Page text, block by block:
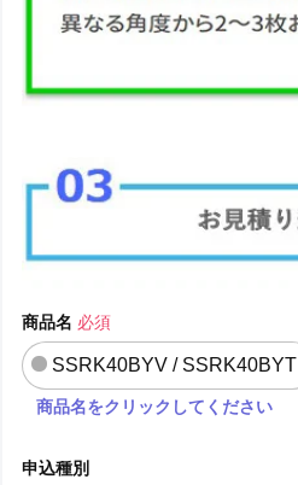
商品名 必須
SSRK40BYV / SSRK40BYT
商品名をクリックしてください
申込種別